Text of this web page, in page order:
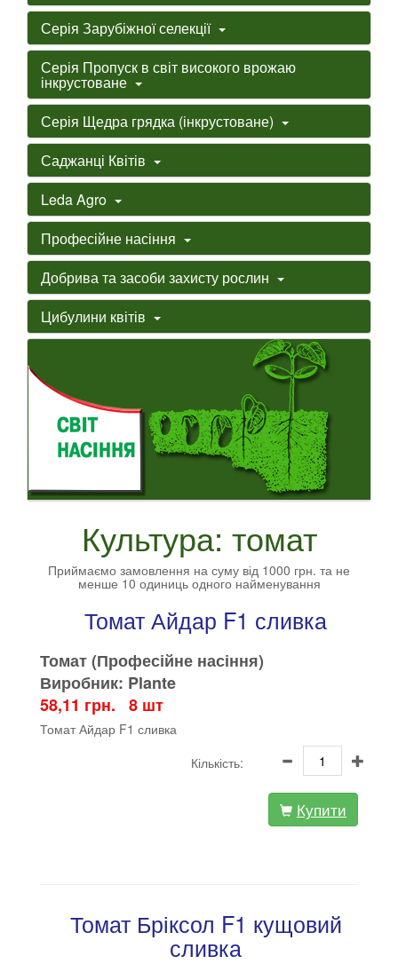
Серія Зарубіжної селекції
Серія Пропуск в світ високого врожаю
інкрустоване
Серія Щедра грядка (інкрустоване)
Саджанці Квітів
Leda Agro
Професійне насіння
Добрива та засоби захисту рослин
Цибулини квітів
Культура: томат
Приймаємо замовлення на суму від 1000 грн. та не
менше 10 одиниць одного найменування
Томат Айдар F1 сливка
Томат (Професійне насіння)
Виробник: Plante
58,11 грн. 8 шт
Томат Айдар F1 сливка
Кількість:
Купити
Томат Бріксол F1 кущовий
сливка